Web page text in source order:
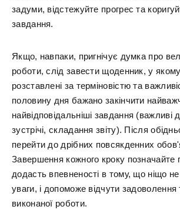
задуми, відстежуйте прогрес та
завдання.
Якщо, навпаки, пригнічує думка про
роботи, слід завести щоденник, у
розставлені за терміновістю та
половину дня бажано закінчити
найвідповідальніші завдання (важливі
зустрічі, складання звіту). Після
перейти до дрібних повсякденних
Завершення кожного кроку позначайте
додасть впевненості в тому, що ніщо
уваги, і допоможе відчути задоволення
виконаної роботи.